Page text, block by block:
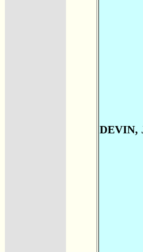
DEVIN,